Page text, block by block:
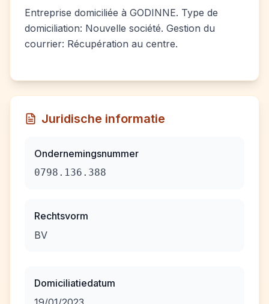
Entreprise domiciliée à GODINNE. Type de
domiciliation: Nouvelle société. Gestion du
courrier: Récupération au centre.
Juridische informatie
Ondernemingsnummer
0798.136.388
Rechtsvorm
BV
Domiciliatiedatum